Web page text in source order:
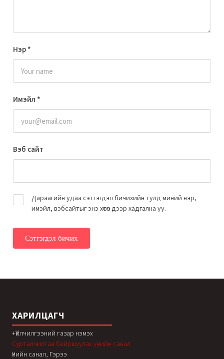
Нэр *
Имэйл *
Вэб сайт
Дараагийн удаа сэтгэгдэл бичихийн тулд миний нэр,
имэйл, вэбсайтыг энэ хөтөч дээр хадгална уу.
ХАРИЛЦАГЧ
+Үйлчилгээний газар нэмэх
Сурталчилгаа байршуулах үнийн санал
Үнийн санал, Гэрээ